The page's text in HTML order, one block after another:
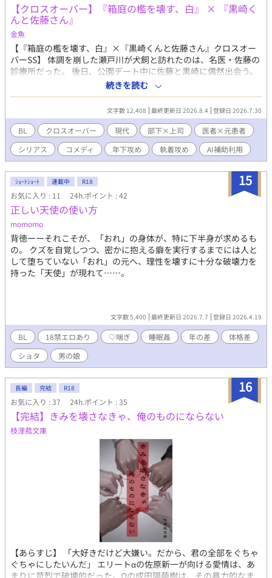
【クロスオーバー】『箱庭の檻を壊す、白』 × 『黒崎く
んと佐藤さん』
金魚
【『箱庭の檻を壊す、白』×『黒崎くんと佐藤さん』クロスオー
バーSS】 体調を崩した瀬戸川が犬飼と訪れたのは、名医・佐藤の
診療所だった。 後日、公園デート中に佐藤と黒崎に偶然出会う。
さらに数ヶ月後、執着と嫉妬が火花を散らす――クロスオーバー
SS。 【カップリング】 ・犬飼 真白 × 瀬戸川 直樹 ・佐藤さん ×
黒崎くん 【注意点】 ※両作品のネタバレ・設定を含みます。 ※ク
ロスオーバーSSです。 ※本編はR18のBLです。
続きを読む
文字数 12,408 最終更新日 2026.8.4 登録日 2026.7.30
BL クロスオーバー 現代 部下×上司
医者×元患者
シリアス
コメディ 年下攻め 執着攻め AI補助利用
15
ｼｮｰﾄｼｮｰﾄ 連載中 R18
お気に入り : 11 24h.ポイント : 42
正しい天使の使い方
momomo
背徳ーーそれこそが、「おれ」の身体が、特に下半身が求めるも
の。 クズを自覚しつつ、密かに抱える癖を実行するまでには人と
して堕ちていない「おれ」の元へ、理性を壊すに十分な破壊力を
持った「天使」が現れて……。
文字数 5,400 最終更新日 2026.7.7 登録日 2026.4.19
BL 18禁エロあり ♡喘ぎ 睡眠姦 年の差
体格差
ショタ
男の娘
16
長編 完結 R18
お気に入り : 37 24h.ポイント : 35
【完結】きみを壊さなきゃ、俺のものにならない
枝浬菰文庫
【あらすじ】 「大好きだけど大嫌い。だから、君の全部をぐちゃ
ぐちゃにしたいんだ」 エリートαの佐原新一が向ける愛情は、あ
まりに苛烈で破壊的だった。Ωの成田陽萌樹は、その暴力的なま